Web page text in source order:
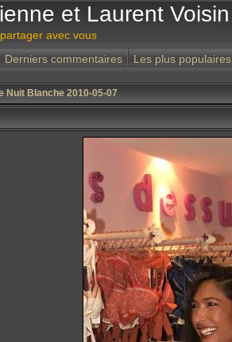
et Laurent Voisin
avec vous
Derniers commentaires Les plus populaires
Nuit Blanche 2010-05-07